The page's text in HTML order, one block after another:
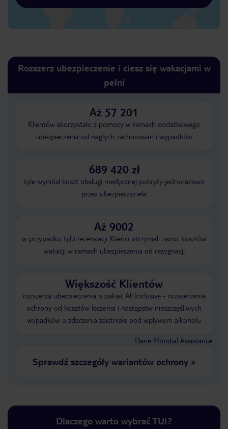
Rozszerz ubezpieczenie i ciesz się wakacjami w
pełni
Aż 57 201
Klientów skorzystało z pomocy w ramach dodatkowego
ubezpieczenia od nagłych zachorowań i wypadków
689 420 zł
tyle wyniósł koszt obsługi medycznej pokryty jednorazowo
przez ubezpieczyciela
Aż 9002
w przypadku tylu rezerwacji Klienci otrzymali zwrot kosztów
wakacji w ramach ubezpieczenia od rezygnacji
Większość Klientów
rozszerza ubezpieczenia o pakiet All Inclusive - rozszerzenie
ochrony od kosztów leczenia i następstw nieszczęśliwych
wypadków o zdarzenia zaistniałe pod wpływem alkoholu
Dane Mondial Assistance
Sprawdź szczegóły wariantów ochrony»
Dlaczego warto wybrać TUI?